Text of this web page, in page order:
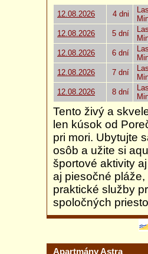
12.08.2026 4 dni
12.08.2026
5 dní
12.08.2026
6 dní
12.08.2026
7 dní
12.08.2026
8 dní
Tento živý a
len kúsok od
pri mori. Ubytujte
osôb a užite si
športové aktivity
aj piesočné
praktické služby
spoločných
Apartmány Astra